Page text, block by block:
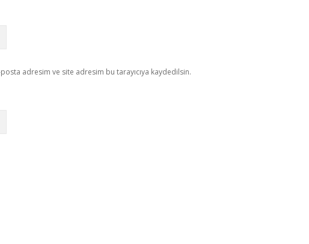
adresim ve site adresim bu tarayıcıya kaydedilsin.